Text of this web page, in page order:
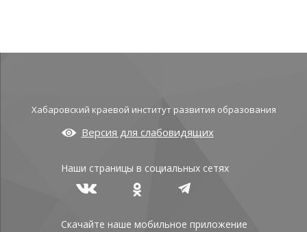
Хабаровский краевой институт развития образования
Версия для слабовидящих
Наши страницы в социальных сетях
Скачайте наше мобильное приложение